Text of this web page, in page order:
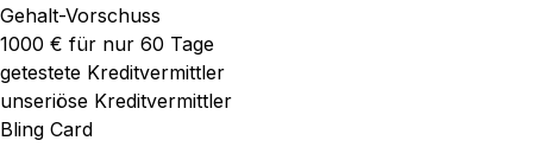
Gehalt-Vorschuss
1000 € für nur 60 Tage
getestete Kreditvermittler
unseriöse Kreditvermittler
Bling Card